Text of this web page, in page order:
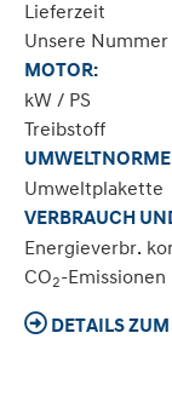
Lieferzeit
Unsere Nummer
MOTOR:
kW / PS
Treibstoff
Umweltplakette
VERBRAUCH
Energieverbr.
CO2-Emissionen
DETAILS